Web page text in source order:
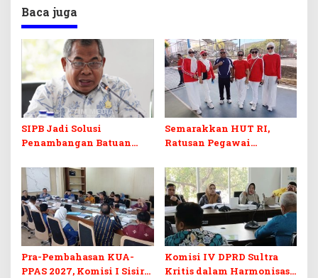
Baca juga
SIPB Jadi Solusi
Penambangan Batuan
di Sultra
Semarakkan HUT RI,
Ratusan Pegawai
Ikuti Lomba Bola Gotong
Pra-Pembahasan KUA-
PPAS 2027, Komisi I Sisir
Komisi IV DPRD Sultra
Kritis dalam Harmonisasi